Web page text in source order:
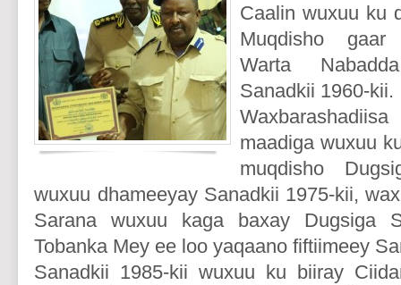
Caalin wuxuu ku
Muqdisho gaar
Warta
Sanadkii 1960-kii.
maadiga wuxuu
muqdisho
wuxuu dhameeyay Sanadkii 1975-kii,
Sarana wuxuu kaga baxay Dugsiga
Tobanka Mey ee loo yaqaano fiftiimeey
Sanadkii 1985-kii wuxuu ku biiray